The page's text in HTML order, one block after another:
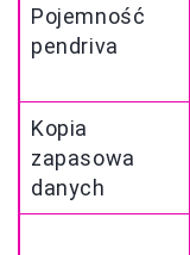
Pojemność
pendriva
Kopia
zapasowa
danych